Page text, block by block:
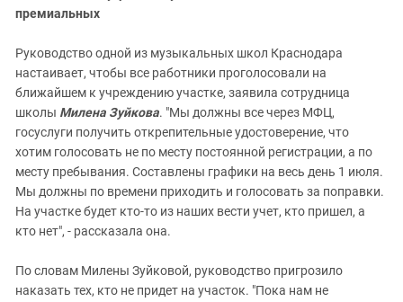
премиальных
Руководство одной из музыкальных школ Краснодара
настаивает, чтобы все работники проголосовали на
ближайшем к учреждению участке, заявила сотрудница
школы Милена Зуйкова. "Мы должны все через МФЦ,
госуслуги получить открепительные удостоверение, что
хотим голосовать не по месту постоянной регистрации, а по
месту пребывания. Составлены графики на весь день 1 июля.
Мы должны по времени приходить и голосовать за поправки.
На участке будет кто-то из наших вести учет, кто пришел, а
кто нет", - рассказала она.
По словам Милены Зуйковой, руководство пригрозило
наказать тех, кто не придет на участок. "Пока нам не